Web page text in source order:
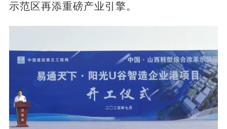
示范区再添重磅产业引擎。